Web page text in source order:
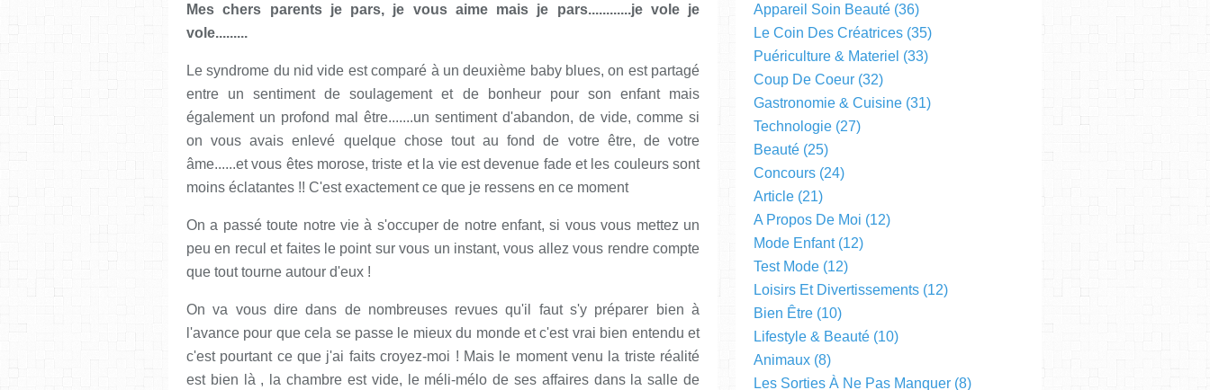
Mes chers parents je pars, je vous aime mais je pars............je vole je
vole.........
Le syndrome du nid vide est comparé à un deuxième baby blues, on est partagé
entre un sentiment de soulagement et de bonheur pour son enfant mais
également un profond mal être.......un sentiment d'abandon, de vide, comme si
on vous avais enlevé quelque chose tout au fond de votre être, de votre
âme......et vous êtes morose, triste et la vie est devenue fade et les couleurs sont
moins éclatantes !! C'est exactement ce que je ressens en ce moment
On a passé toute notre vie à s'occuper de notre enfant, si vous vous mettez un
peu en recul et faites le point sur vous un instant, vous allez vous rendre compte
que tout tourne autour d'eux !
On va vous dire dans de nombreuses revues qu'il faut s'y préparer bien à
l'avance pour que cela se passe le mieux du monde et c'est vrai bien entendu et
c'est pourtant ce que j'ai faits croyez-moi ! Mais le moment venu la triste réalité
est bien là , la chambre est vide, le méli-mélo de ses affaires dans la salle de
Appareil Soin Beauté (36)
Le Coin Des Créatrices (35)
Puériculture & Materiel (33)
Coup De Coeur (32)
Gastronomie & Cuisine (31)
Technologie (27)
Beauté (25)
Concours (24)
Article (21)
A Propos De Moi (12)
Mode Enfant(12)
Test Mode (12)
Loisirs Et Divertissements (12)
Bien Être (10)
Lifestyle & Beauté (10)
Animaux (8)
Les Sorties À Ne Pas Manquer (8)